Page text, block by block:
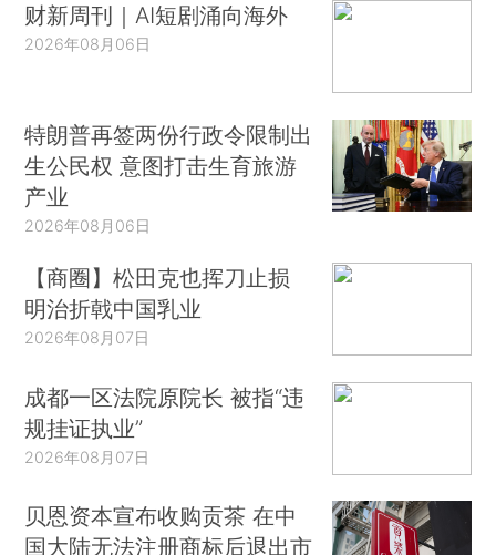
财新周刊｜AI短剧涌向海外
2026年08月06日
特朗普再签两份行政令限制出
生公民权 意图打击生育旅游
产业
2026年08月06日
【商圈】松田克也挥刀止损
明治折戟中国乳业
2026年08月07日
成都一区法院原院长 被指“违
规挂证执业”
2026年08月07日
贝恩资本宣布收购贡茶 在中
国大陆无法注册商标后退出市